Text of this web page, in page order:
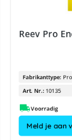
Reev Pro
Fabrikanttype:
Art. Nr.: 10135
Voorradig
Meld je aan